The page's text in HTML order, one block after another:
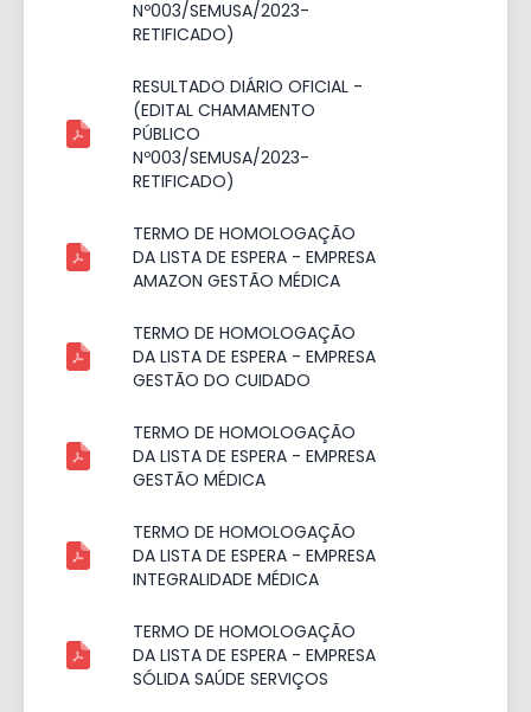
Nº003/SEMUSA/2023-
RETIFICADO)
RESULTADO DIÁRIO OFICIAL -
(EDITAL CHAMAMENTO
PÚBLICO
Nº003/SEMUSA/2023-
RETIFICADO)
TERMO DE HOMOLOGAÇÃO
DA LISTA DE ESPERA - EMPRESA
AMAZON GESTÃO MÉDICA
TERMO DE HOMOLOGAÇÃO
DA LISTA DE ESPERA - EMPRESA
GESTÃO DO CUIDADO
TERMO DE HOMOLOGAÇÃO
DA LISTA DE ESPERA - EMPRESA
GESTÃO MÉDICA
TERMO DE HOMOLOGAÇÃO
DA LISTA DE ESPERA - EMPRESA
INTEGRALIDADE MÉDICA
TERMO DE HOMOLOGAÇÃO
DA LISTA DE ESPERA - EMPRESA
SÓLIDA SAÚDE SERVIÇOS